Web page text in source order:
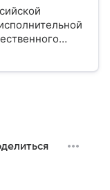
МВД
как
ведомство